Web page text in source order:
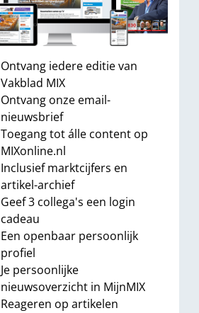
Ontvang iedere editie van
Vakblad MIX
Ontvang onze email-
nieuwsbrief
Toegang tot álle content op
MIXonline.nl
Inclusief marktcijfers en
artikel-archief
Geef 3 collega's een login
cadeau
Een openbaar persoonlijk
profiel
Je persoonlijke
nieuwsoverzicht in MijnMIX
Reageren op artikelen